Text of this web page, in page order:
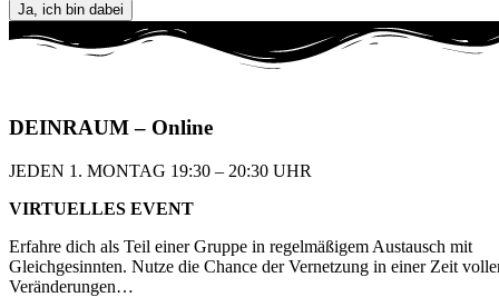
Ja, ich bin dabei
DEINRAUM– Online
JEDEN 1. MONTAG 19:30 – 20:30 UHR​
VIRTUELLES EVENT
Erfahre dich als Teil einer Gruppe in regelmäßigem Austausch mit
Gleichgesinnten. Nutze die Chance der Vernetzung in einer Zeit
Veränderungen…